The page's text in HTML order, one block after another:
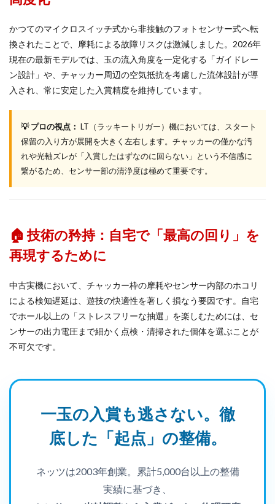
かつてのマイクロスイッチ式から非接触のフォトセンサー式へ転
換されたことで、摩耗による故障リスクは激減しました。2026年
現在の最新モデルでは、玉の流入角度を一定化する「ガイドレー
ン設計」や、チャッカー周辺の空気抵抗を考慮した流体設計が導
入され、常に安定した入賞精度を維持しています。
💡 プロの視点： LT（ラッキートリガー）機においては、スタート
保留の入り方が展開を大きく左右します。チャッカーの僅かな汚
れや光軸ズレが「入賞したはずなのに回らない」という不信感に
繋がるため、センサー部の清浄度は極めて重要です。
🏠 技術の矜持：自宅で「最高の回り」を
再現するために
中古実機において、チャッカー枠の摩耗やセンサー内部のホコリ
による検知遅延は、遊技の快適性を著しく損なう要因です。自宅
でホール以上の「ストレスフリーな抽選」を楽しむためには、セ
ンサーの出力電圧まで細かく点検・清掃された個体を選ぶことが
不可欠です。
一玉の入賞も逃さない。徹
底した「起点」の整備。
ネッツは2003年創業。累計5,000台以上の整備
実績に基づき、